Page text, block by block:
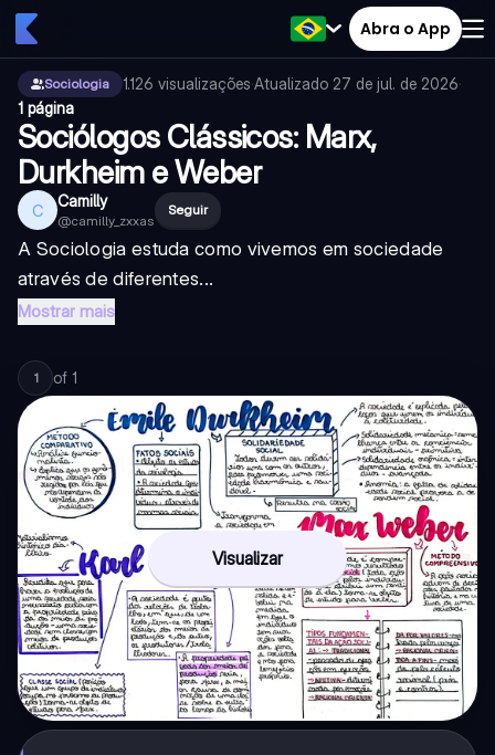
Abra o App
Sociologia 1.126 visualizações·Atualizado 27 de jul. de 2026·
1 página
Sociólogos Clássicos: Marx,
Durkheim e Weber
C Camilly
@camilly_zxxas
Seguir
A Sociologia estuda como vivemos em sociedade
através de diferentes...
Mostrar mais
1 of 1
Visualizar